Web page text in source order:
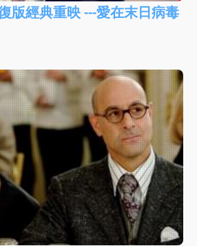
版經典重映 ---愛在末日病毒